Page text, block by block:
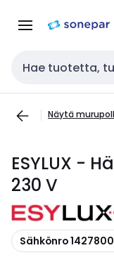
navigointiinsisältöön
Haku
Näytä
ESYLUX -
230 V
Kopioi
Sähkönro 1427800